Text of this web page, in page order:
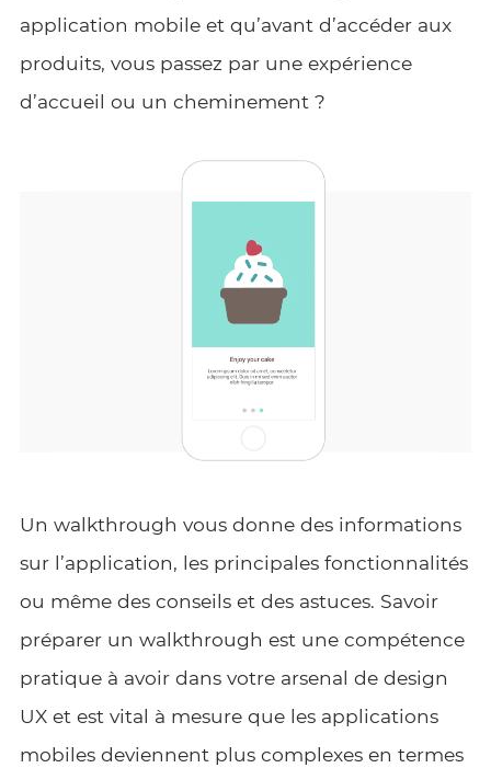
application mobile et qu’avant d’accéder aux
produits, vous passez par une expérience
d’accueil ou un cheminement ?
Un walkthrough vous donne des informations
sur l’application, les principales fonctionnalités
ou même des conseils et des astuces. Savoir
préparer un walkthrough est une compétence
pratique à avoir dans votre arsenal de design
UX et est vital à mesure que les applications
mobiles deviennent plus complexes en termes